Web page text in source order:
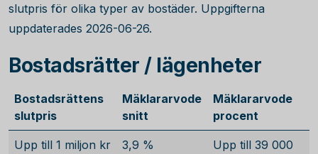
slutpris för olika typer av bostäder. Uppgifterna
uppdaterades 2026-06-26.
Bostadsrätter / lägenheter
Bostadsrättens
slutpris
Mäklararvode
snitt
Mäklararvode
procent
Upp till 1 miljon kr 3,9 % Upp till 39 000